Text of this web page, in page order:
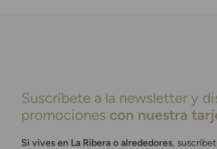
Suscríbete a la newsletter y
promociones con nuestra
Si vives en La Ribera o alrededores,